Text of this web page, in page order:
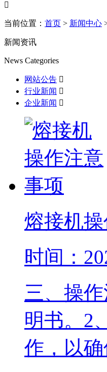

当前位置： 首页 > 新闻中心
新闻资讯
News Categories
网站公告 
行业新闻 
企业新闻 
熔接机
时间：
三、操
明书。2
作，以